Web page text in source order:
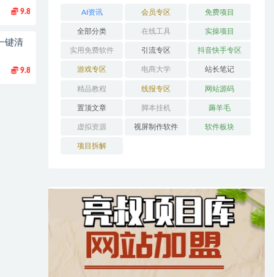
9.8
键清
9.8
AI资讯 会员专区 免费项目
全部分类 在线工具 实操项目
实用免费软件 引流专区 抖音快手专区
游戏专区 电商大学 站长笔记
精品教程 线报专区 网站源码
置顶文章 脚本挂机 薅羊毛
虚拟资源 视屏制作软件 软件板块
项目拆解